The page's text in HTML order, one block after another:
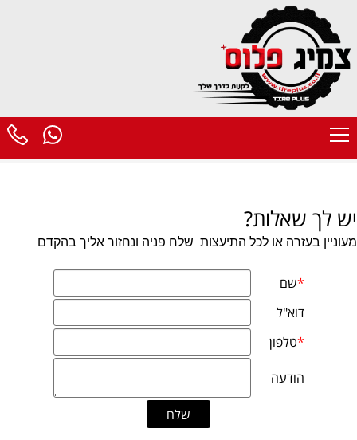
יש לך שאלות?
מעוניין בעזרה או לכל התיעצות שלח פניה ונחזור אליך בהקדם